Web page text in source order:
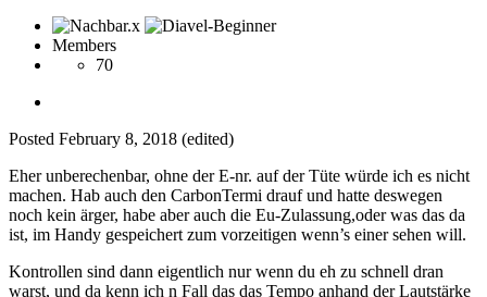
Members
70
Posted February 8, 2018 (edited)
Eher unberechenbar, ohne der E-nr. auf der Tüte würde ich es nicht
machen. Hab auch den CarbonTermi drauf und hatte deswegen
noch kein ärger, habe aber auch die Eu-Zulassung,oder was das da
ist, im Handy gespeichert zum vorzeitigen wenn’s einer sehen will.
Kontrollen sind dann eigentlich nur wenn du eh zu schnell dran
warst, und da kenn ich n Fall das das Tempo anhand der Lautstärke